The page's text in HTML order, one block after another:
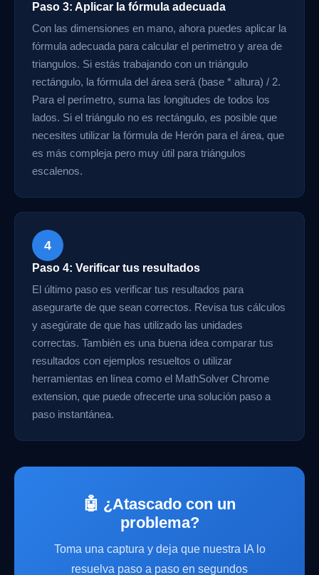
Paso 3: Aplicar la fórmula adecuada
Con las dimensiones en mano, ahora puedes aplicar la
fórmula adecuada para calcular el perimetro y area de
triangulos. Si estás trabajando con un triángulo
rectángulo, la fórmula del área será (base * altura) / 2.
Para el perímetro, suma las longitudes de todos los
lados. Si el triángulo no es rectángulo, es posible que
necesites utilizar la fórmula de Herón para el área, que
es más compleja pero muy útil para triángulos
escalenos.
4
Paso 4: Verificar tus resultados
El último paso es verificar tus resultados para
asegurarte de que sean correctos. Revisa tus cálculos
y asegúrate de que has utilizado las unidades
correctas. También es una buena idea comparar tus
resultados con ejemplos resueltos o utilizar
herramientas en línea como el MathSolver Chrome
extension, que puede ofrecerte una solución paso a
paso instantánea.
🤖 ¿Atascado con un
problema?
Toma una captura y deja que nuestra IA lo
resuelva paso a paso en segundos